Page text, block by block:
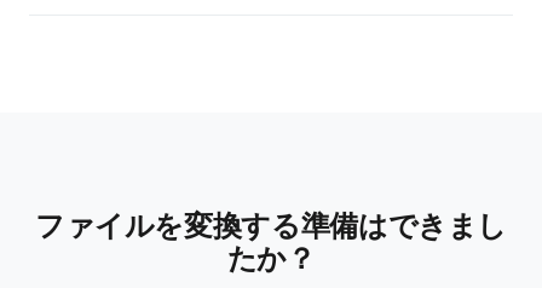
ファイルを変換する準備はできまし
たか？